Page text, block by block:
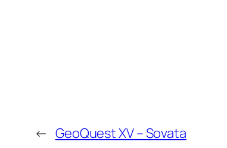
← GeoQuest XV – Sovata